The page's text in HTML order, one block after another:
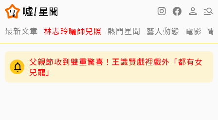
最新文章 林志玲曬帥兒照 熱門星聞 藝人動態 電影
父親節收到雙重驚喜！王識賢戲裡戲外「都有女
兒寵」